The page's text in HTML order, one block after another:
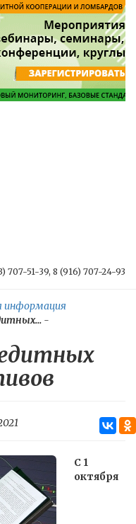
707-51-39, 8 (916) 707-24-93
информация
-
С 1
октября